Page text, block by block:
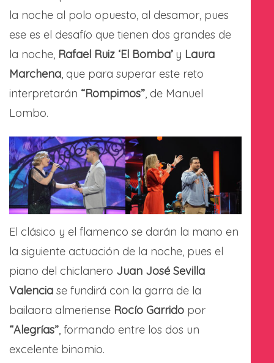
la noche al polo opuesto, al desamor, pues
ese es el desafío que tienen dos grandes de
la noche, Rafael Ruiz ‘El Bomba’y Laura
Marchena, que para superar este reto
interpretarán “Rompimos”, de Manuel
Lombo.
El clásico y el flamenco se darán la mano en
la siguiente actuación de la noche, pues el
piano del chiclanero Juan José Sevilla
Valencia se fundirá con la garra de la
bailaora almeriense Rocío Garrido por
“Alegrías” , formando entre los dos un
excelente binomio.